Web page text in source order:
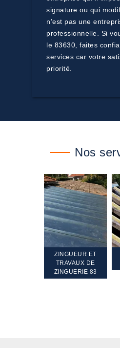
signature ou qui
n’est pas une
professionnelle. Si
le 83630, faites
services car votre
priorité.
Nos
ZINGUEUR ET
TRAVAUX DE
ZINGUERIE 83